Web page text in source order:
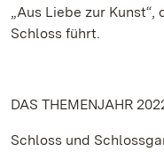
„Aus Liebe zur
Schloss führt.
DAS THEMENJAHR
Schloss und